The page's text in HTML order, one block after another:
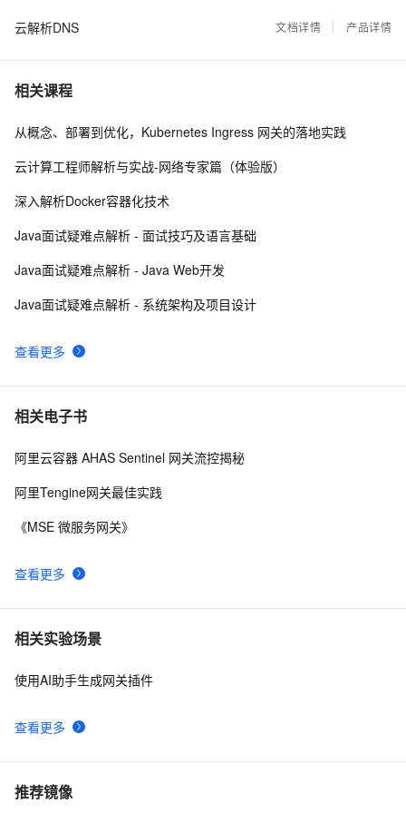
8 最新可靠好用的DNS服务器地址汇总 9501
9
10winPE系统下查看系统的IP及DNS地址
云解析DNS 文档详情 产品详情
相关课程
查看更多
从概念、部署到优化，Kubernetes Ingress 网关的落地实践
云计算工程师解析与实战-网络专家篇（体验版）
深入解析Docker容器化技术
Java面试疑难点解析 - 面试技巧及语言基础
Java面试疑难点解析 - Java Web开发
Java面试疑难点解析 - 系统架构及项目设计
相关电子书
查看更多
阿里云容器 AHAS Sentinel 网关流控揭秘
阿里Tengine网关最佳实践
《MSE 微服务网关》
相关实验场景
查看更多
使用AI助手生成网关插件
推荐镜像